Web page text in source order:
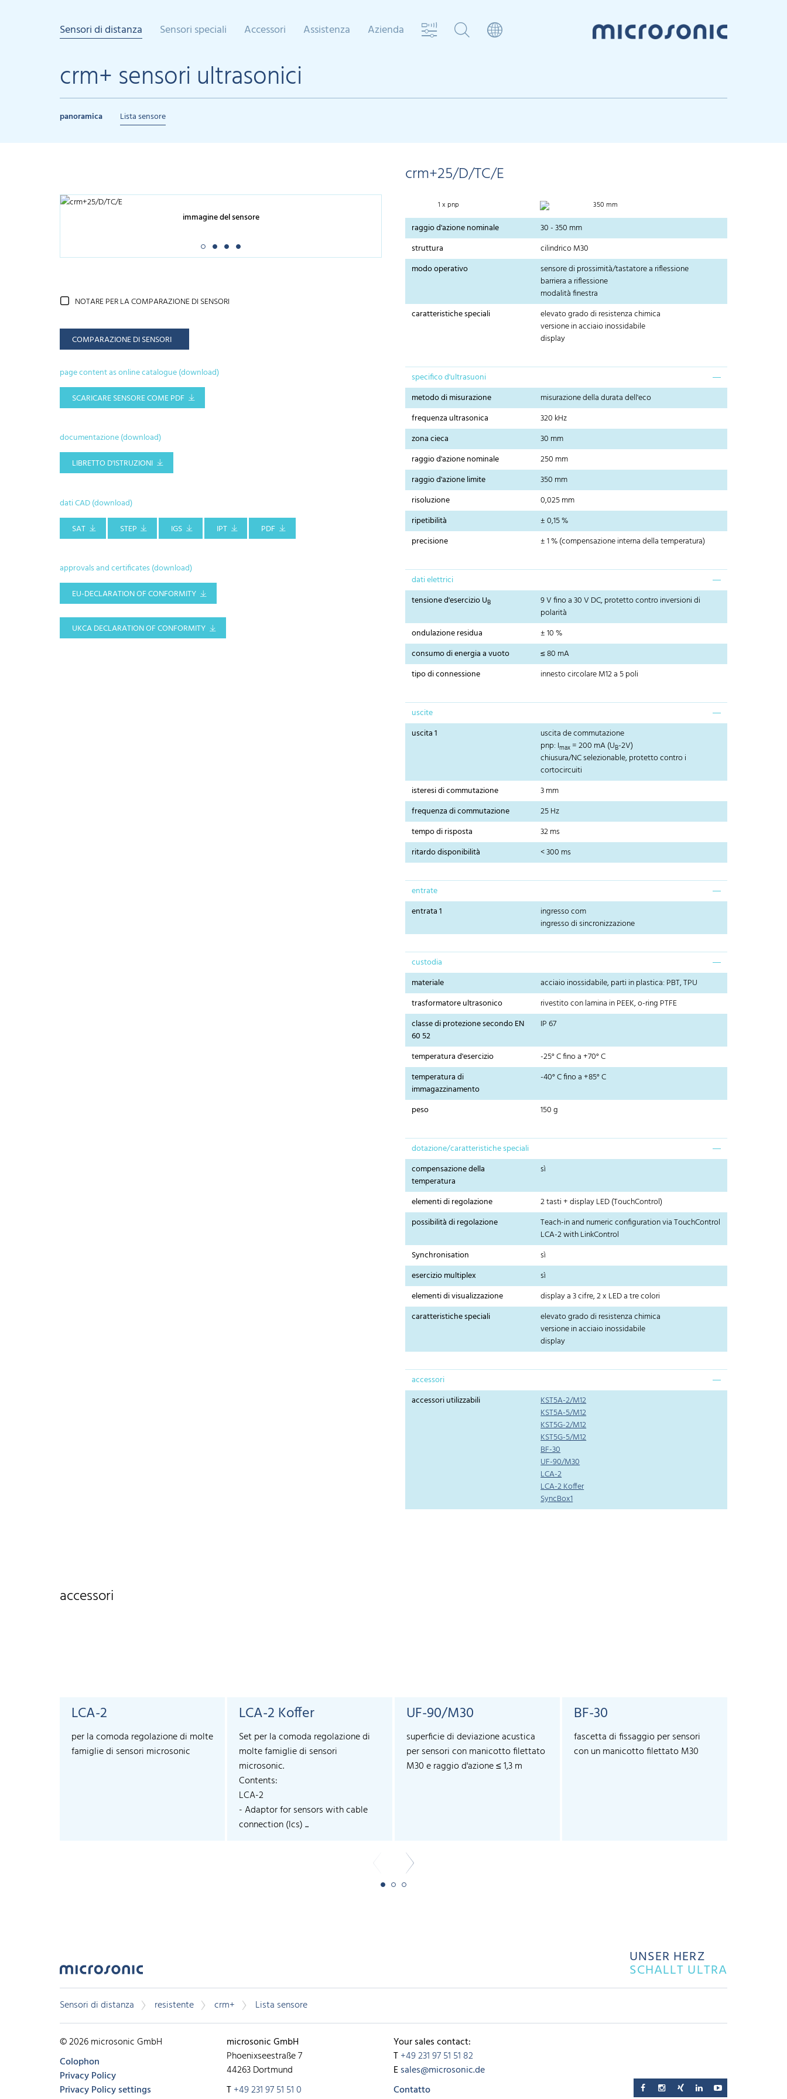
Sensori di distanza Sensori speciali Accessori Assistenza Azienda
crm+ sensori ultrasonici
panoramica Lista sensore
crm+25/D/TC/E
immagine del sensore
NOTARE PER LA COMPARAZIONE DI SENSORI
COMPARAZIONE DI SENSORI
page content as online catalogue (download)
SCARICARE SENSORE COME PDF
documentazione (download)
LIBRETTO D'ISTRUZIONI
dati CAD (download)
SAT
STEP IGS IPT PDF
approvals and certificates (download)
EU-DECLARATION OF CONFORMITY
UKCA DECLARATION OF CONFORMITY
1 x pnp 350 mm
raggio d'azione nominale
30 - 350 mm
struttura
cilindrico M30
modo operativo
sensore di prossimità/tastatore a riflessione
barriera a riflessione
modalità finestra
caratteristiche speciali
elevato grado di resistenza chimica
versione in acciaio inossidabile
display
specifico d'ultrasuoni
metodo di misurazione
misurazione della durata dell'eco
frequenza ultrasonica
320 kHz
zona cieca
30 mm
raggio d'azione nominale
250 mm
raggio d'azione limite
350 mm
risoluzione
0,025 mm
ripetibilità
± 0,15 %
precisione
± 1 % (compensazione interna della temperatura)
dati elettrici
tensione d'esercizio UB
9 V fino a 30 V DC, protetto contro inversioni di
polarità
ondulazione residua
± 10 %
consumo di energia a vuoto
≤ 80 mA
tipo di connessione
innesto circolare M12 a 5 poli
uscite
uscita 1
uscita de commutazione
pnp: Imax= 200 mA (UB-2V)
chiusura/NC selezionable, protetto contro i
cortocircuiti
isteresi di commutazione
3 mm
frequenza di commutazione
25 Hz
tempo di risposta
32 ms
ritardo disponibilità
< 300 ms
entrate
entrata 1
ingresso com
ingresso di sincronizzazione
custodia
materiale
acciaio inossidabile, parti in plastica: PBT, TPU
trasformatore ultrasonico
rivestito con lamina in PEEK, o-ring PTFE
classe di protezione secondo EN
60 52
IP 67
temperatura d'esercizio
-25° C fino a +70° C
temperatura di
immagazzinamento
-40° C fino a +85° C
peso 150 g
dotazione/caratteristiche speciali
compensazione della
temperatura
sì
elementi di regolazione
2 tasti + display LED (TouchControl)
possibilità di regolazione
Teach-in and numeric configuration via TouchControl
LCA-2 with LinkControl
Synchronisation
sì
esercizio multiplex
sì
elementi di visualizzazione
display a 3 cifre, 2 x LED a tre colori
caratteristiche speciali
elevato grado di resistenza chimica
versione in acciaio inossidabile
display
accessori
accessori utilizzabili
KST5A-2/M12
KST5A-5/M12
KST5G-2/M12
KST5G-5/M12
BF-30
UF-90/M30
LCA-2
LCA-2 Koffer
SyncBox1
accessori
LCA-2
per la comoda regolazione di molte
famiglie di sensori microsonic
LCA-2 Koffer
Set per la comoda regolazione di
molte famiglie di sensori
microsonic.
Contents:
LCA-2
- Adaptor for sensors with cable
connection (lcs) ...
UF-90/M30
superficie di deviazione acustica
per sensori con manicotto filettato
M30 e raggio d'azione ≤ 1,3 m
BF-30
fascetta di fissaggio per sensori
con un manicotto filettato M30
UNSER HERZ
SCHALLT ULTRA
Sensori di distanza resistente crm+ Lista sensore
© 2026 microsonic GmbH
Colophon
Privacy Policy
Privacy Policy settings
microsonic GmbH
Phoenixseestraße 7
44263 Dortmund
T+49 231 97 51 51 0
Your sales contact:
T+49 231 97 51 51 82
Esales@microsonic.de
Contatto